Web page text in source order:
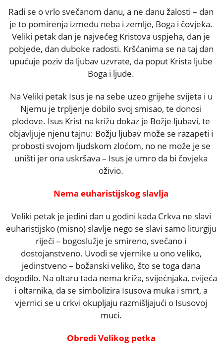
Radi se o vrlo svečanom danu, a ne danu žalosti – dan
je to pomirenja između neba i zemlje, Boga i čovjeka.
Veliki petak dan je najvećeg Kristova uspjeha, dan je
pobjede, dan duboke radosti. Kršćanima se na taj dan
upućuje poziv da ljubav uzvrate, da poput Krista ljube
Boga i ljude.
Na Veliki petak Isus je na sebe uzeo grijehe svijeta i u
Njemu je trpljenje dobilo svoj smisao, te donosi
plodove. Isus Krist na križu dokaz je Božje ljubavi, te
objavljuje njenu tajnu: Božju ljubav može se razapeti i
probosti svojom ljudskom zloćom, no ne može je se
uništi jer ona uskršava – Isus je umro da bi čovjeka
oživio.
Nema euharistijskog slavlja
Veliki petak je jedini dan u godini kada Crkva ne slavi
euharistijsko (misno) slavlje nego se slavi samo liturgiju
riječi – bogoslužje je smireno, svečano i
dostojanstveno. Uvodi se vjernike u ono veliko,
jedinstveno – božanski veliko, što se toga dana
dogodilo. Na oltaru tada nema križa, svijećnjaka, cvijeća
i oltarnika, da se simbolizira Isusova muka i smrt, a
vjernici se u crkvi okupljaju razmišljajući o Isusovoj
muci.
Obredi Velikog petka